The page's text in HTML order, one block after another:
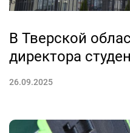
В Тверской
директора
26.09.2025